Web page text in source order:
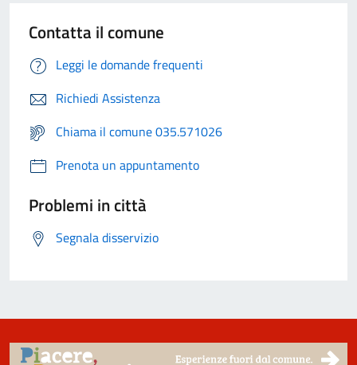
Contatta il comune
Leggi le domande frequenti
Richiedi Assistenza
Chiama il comune 035.571026
Prenota un appuntamento
Problemi in città
Segnala disservizio